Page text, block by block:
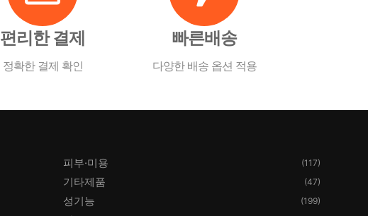
편리한 결제
정확한 결제 확인
빠른배송
다양한 배송 옵션 적용
피부·미용 (117)
기타제품 (47)
성기능 (199)